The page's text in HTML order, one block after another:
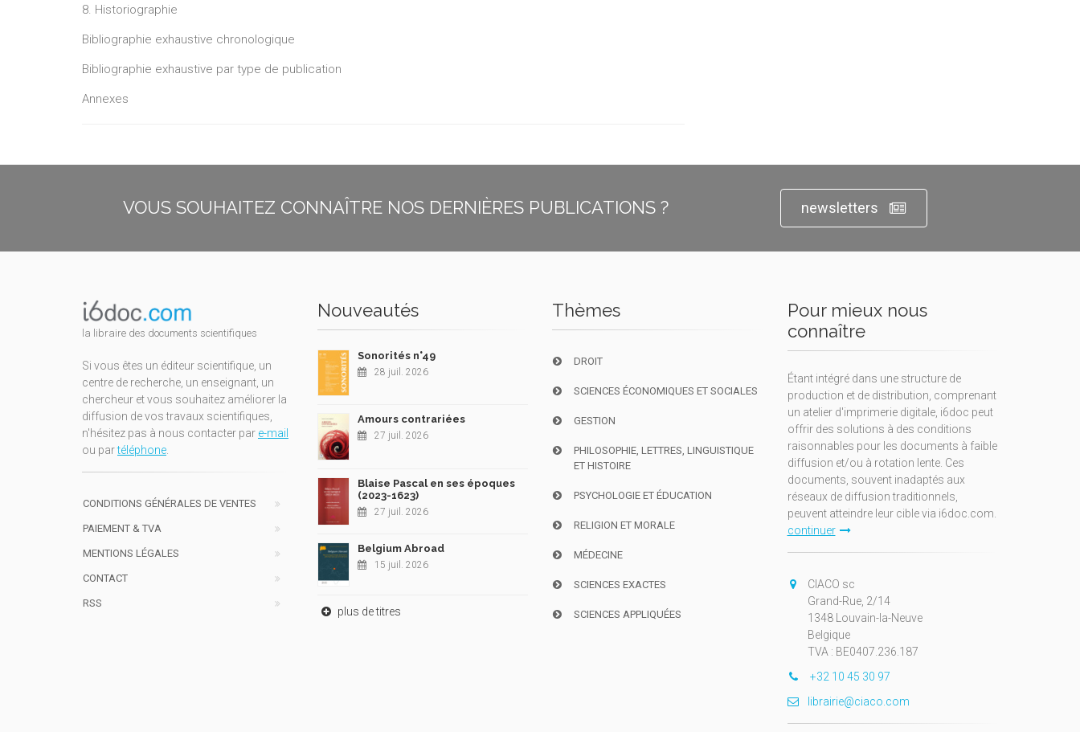
8. Historiographie
Bibliographie exhaustive chronologique
Bibliographie exhaustive par type de publication
Annexes
VOUS SOUHAITEZ CONNAÎTRE NOS DERNIÈRES PUBLICATIONS ? newsletters
la libraire des documents scientifiques
Si vous êtes un éditeur scientifique, un
centre de recherche, un enseignant, un
chercheur et vous souhaitez améliorer la
diffusion de vos travaux scientifiques,
n'hésitez pas à nous contacter par e-mail
ou partéléphone.
CONDITIONS GÉNÉRALES DE VENTES
PAIEMENT & TVA
MENTIONS LÉGALES
CONTACT
RSS
Nouveautés
Sonorités n°49
28 juil. 2026
Amours contrariées
27 juil. 2026
Blaise Pascal en ses époques
(2023-1623)
27 juil. 2026
Belgium Abroad
15 juil. 2026
plus de titres
Thèmes
DROIT
SCIENCES ÉCONOMIQUES ET SOCIALES
GESTION
PHILOSOPHIE, LETTRES, LINGUISTIQUE
ET HISTOIRE
PSYCHOLOGIE ET ÉDUCATION
RELIGION ET MORALE
MÉDECINE
SCIENCES EXACTES
SCIENCES APPLIQUÉES
Pour mieux nous
connaître
Étant intégré dans une structure de
production et de distribution, comprenant
un atelier d'imprimerie digitale, i6doc peut
offrir des solutions à des conditions
raisonnables pour les documents à faible
diffusion et/ou à rotation lente. Ces
documents, souvent inadaptés aux
réseaux de diffusion traditionnels,
peuvent atteindre leur cible via i6doc.com.
continuer
CIACO sc
Grand-Rue, 2/14
1348 Louvain-la-Neuve
Belgique
TVA : BE0407.236.187
+32 10 45 30 97
librairie@ciaco.com